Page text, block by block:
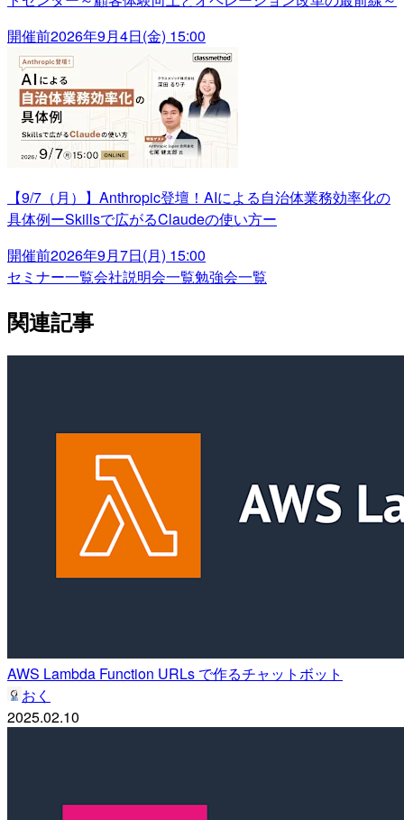
開催前2026年9月4日(金) 15:00
【9/7（月）】Anthropic登壇！AIによる自治体業務効率化の
具体例ーSkillsで広がるClaudeの使い方ー
開催前2026年9月7日(月) 15:00
セミナー一覧会社説明会一覧勉強会一覧
関連記事
AWS Lambda Function URLs で作るチャットボット
おく
2025.02.10